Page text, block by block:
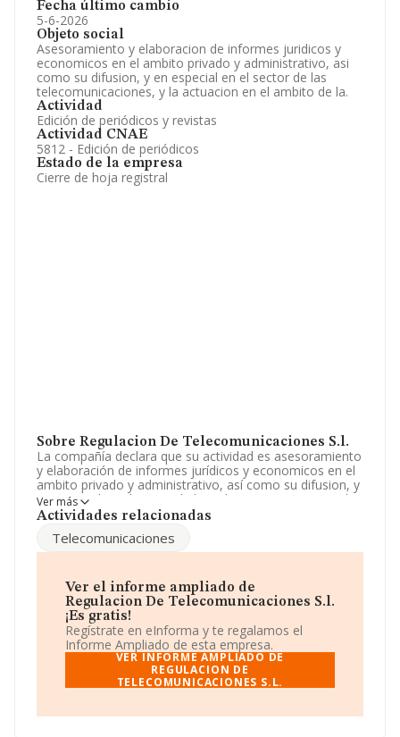
Fecha último cambio
5-6-2026
Objeto social
Asesoramiento y elaboracion de informes juridicos y
economicos en el ambito privado y administrativo, asi
como su difusion, y en especial en el sector de las
telecomunicaciones, y la actuacion en el ambito de la.
Actividad
Edición de periódicos y revistas
Actividad CNAE
5812 - Edición de periódicos
Estado de la empresa
Cierre de hoja registral
Sobre Regulacion De Telecomunicaciones S.l.
La compañía declara que su actividad es asesoramiento
y elaboración de informes jurídicos y economicos en el
ambito privado y administrativo, así como su difusion, y
en especial en el sector de las telecomunicaciones, y la
actuacion en el ambito de la. La empresa está
actividad CNAE como 'Edición de directorios y guías de
direcciones postales', código 5812. La compañía no
La compañíaRegulacion de Telecomunicaciones
, CIF B83008763, está situada en Calle O'donnell
núm. 22 A 1 Dr, (28009), en el municipio de Madrid,
Madrid.
En relación con el sector y disponiendo de los datos de
hasta 2.872 empresas, la facturación en el ámbito
entre todas las compañías es de 534 mil euros de
Ver más
Actividades relacionadas
Telecomunicaciones
Ver el informe ampliado de
Regulacion De Telecomunicaciones S.l.
¡Es gratis!
Regístrate en eInforma y te regalamos el
Informe Ampliado de esta empresa.
VER INFORME AMPLIADO DE
REGULACION DE
TELECOMUNICACIONES S.L.